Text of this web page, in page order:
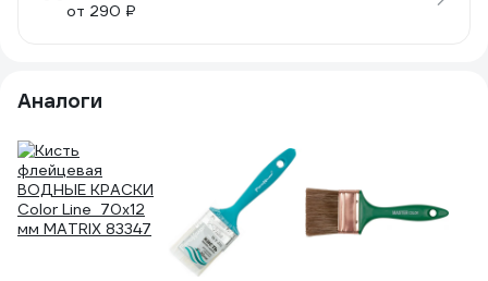
от 290 ₽
Аналоги